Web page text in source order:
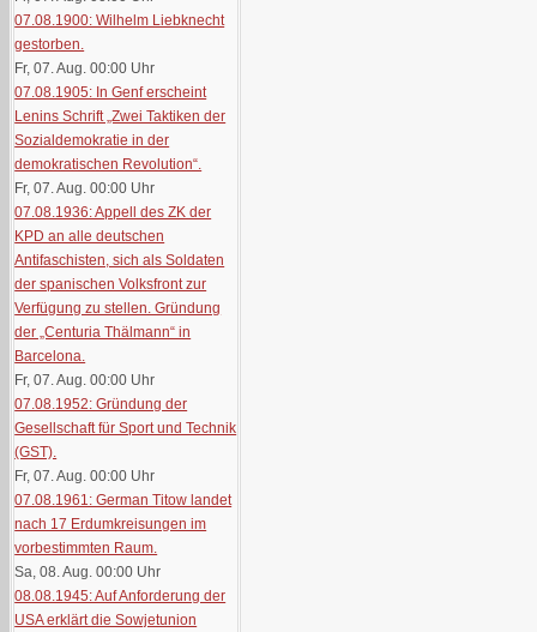
07.08.1900: Wilhelm Liebknecht
gestorben.
Fr, 07. Aug. 00:00 Uhr
07.08.1905: In Genf erscheint
Lenins Schrift „Zwei Taktiken der
Sozialdemokratie in der
demokratischen Revolution“.
Fr, 07. Aug. 00:00 Uhr
07.08.1936: Appell des ZK der
KPD an alle deutschen
Antifaschisten, sich als Soldaten
der spanischen Volksfront zur
Verfügung zu stellen. Gründung
der „Centuria Thälmann“ in
Barcelona.
Fr, 07. Aug. 00:00 Uhr
07.08.1952: Gründung der
Gesellschaft für Sport und Technik
(GST).
Fr, 07. Aug. 00:00 Uhr
07.08.1961: German Titow landet
nach 17 Erdumkreisungen im
vorbestimmten Raum.
Sa, 08. Aug. 00:00 Uhr
08.08.1945: Auf Anforderung der
USA erklärt die Sowjetunion